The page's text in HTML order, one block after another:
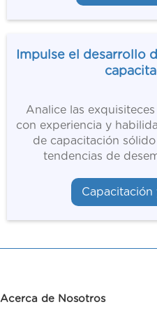
Impulse el desarrollo
Analice las
con experiencia y
de capacitación
tendencias de
Capacitación
Acerca de Nosotros